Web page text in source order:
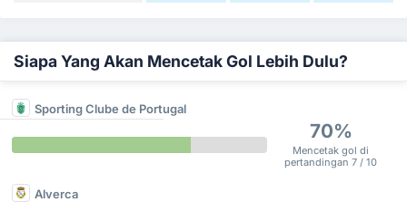
Siapa Yang Akan Mencetak Gol Lebih Dulu?
Sporting Clube de Portugal
70%
Mencetak gol di
pertandingan 7 / 10
Alverca